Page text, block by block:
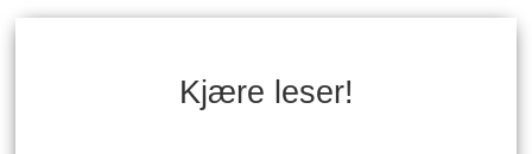
Kjære leser!